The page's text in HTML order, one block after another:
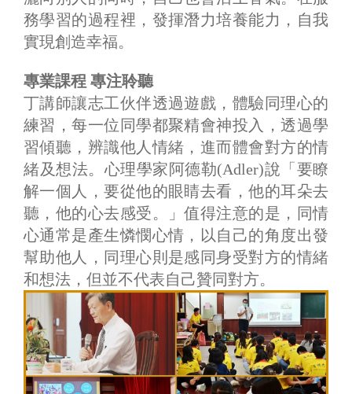
務學習的過程裡，發揮潛力培養能力，自我
實現創造幸福。
專業課程 專注聆聽
丁講師讓志工伙伴透過遊戲，體驗同理心的
練習，每一位同學都聚精會神投入，透過學
習傾聽，辨識他人情緒，進而體會對方的情
緒及想法。心理學家阿德勒(Adler)說「要瞭
解一個人，要從他的眼睛去看，他的耳朵去
聽，他的心去感受。」值得注意的是，同情
心通常是產生憐憫心情，以自己的角度出發
幫助他人，同理心則是感同身受對方的情緒
和想法，但並不代表自己贊同對方。